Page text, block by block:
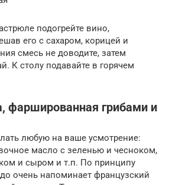
подогрейте вино,
его с сахаром, корицей и
смесь не доводите, затем
К столу подавайте в горячем
фаршированная грибами и
любую на ваше усмотрение:
масло с зеленью и чесноком,
и сыром и т.п. По принципу
очень напоминает французский